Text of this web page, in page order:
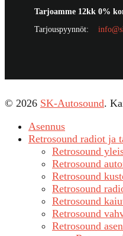
Tarjoamme 12kk 0%
Tarjouspyynnöt:
© 2026 SK-Autosound.
Asennus
Retrosound radiot ja
Retrosound
Retrosound
Retrosound
Retrosound
Retrosound
Retrosound
Retrosound